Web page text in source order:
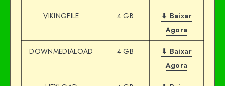
VIKINGFILE 4 GB
⬇ Baixar
Agora
DOWNMEDIALOAD 4 GB
⬇ Baixar
Agora